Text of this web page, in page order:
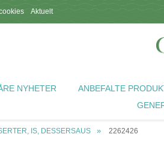
Aktuelt
NYHETER ANBEFALTE
IS, DESSERSAUS 2262426